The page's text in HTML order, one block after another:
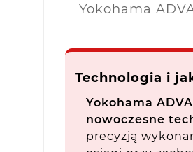
Yokohama
Technologia i
Yokohama
nowoczesne
precyzją